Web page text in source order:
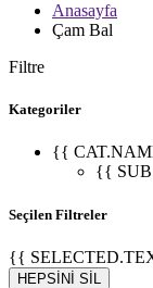
Anasayfa
Çam Bal
Filtre
Kategoriler
{{
{{
Seçilen Filtreler
{{
HEPSİNİ SİL